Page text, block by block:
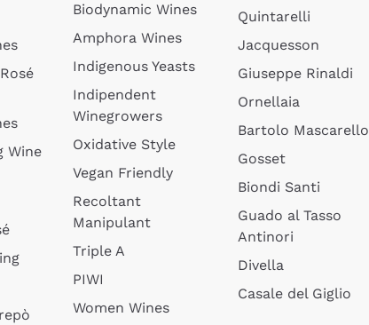
Wine
Biodynamic Wines
Amphora Wines
Indigenous Yeasts
Indipendent
Winegrowers
Oxidative Style
Vegan Friendly
Recoltant
Manipulant
Triple A
PIWI
Women Wines
Quintarelli
Jacquesson
Giuseppe Rinaldi
Ornellaia
Bartolo Mascarello
Gosset
Biondi Santi
Guado al Tasso
Antinori
Divella
Casale del Giglio